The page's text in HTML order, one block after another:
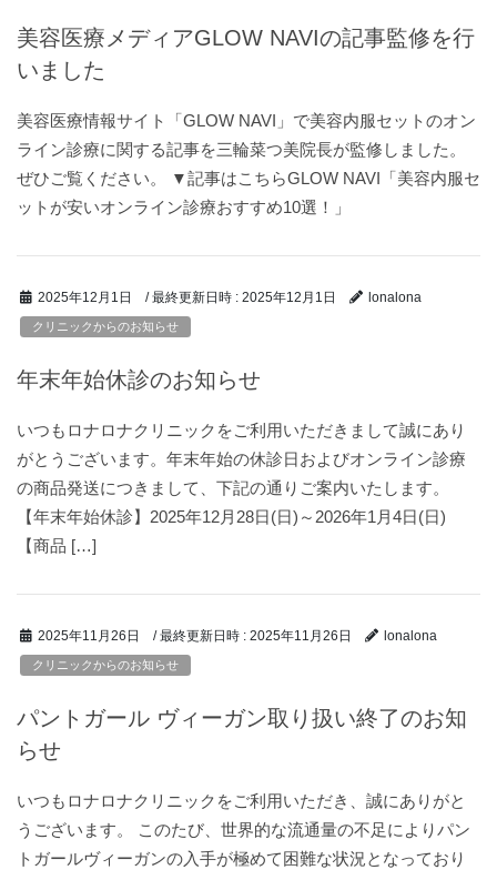
美容医療メディアGLOW NAVIの記事監修を行
いました
美容医療情報サイト「GLOW NAVI」で美容内服セットのオン
ライン診療に関する記事を三輪菜つ美院長が監修しました。
ぜひご覧ください。 ▼記事はこちらGLOW NAVI「美容内服セ
ットが安いオンライン診療おすすめ10選！」
2025年12月1日 / 最終更新日時 : 2025年12月1日 lonalona
クリニックからのお知らせ
年末年始休診のお知らせ
いつもロナロナクリニックをご利用いただきまして誠にあり
がとうございます。年末年始の休診日およびオンライン診療
の商品発送につきまして、下記の通りご案内いたします。
【年末年始休診】2025年12月28日(日)～2026年1月4日(日)
【商品 […]
2025年11月26日 / 最終更新日時 : 2025年11月26日 lonalona
クリニックからのお知らせ
パントガール ヴィーガン取り扱い終了のお知
らせ
いつもロナロナクリニックをご利用いただき、誠にありがと
うございます。 このたび、世界的な流通量の不足によりパン
トガールヴィーガンの入手が極めて困難な状況となっており